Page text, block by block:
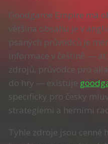
Goodgame Empire má
většina obsahu je v
psaných průvodců je
informace v češtině —
zdrojů, průvodce pro
do hry — existuje
specificky pro česky
strategiemi a herními
Tyhle zdroje jsou cenné